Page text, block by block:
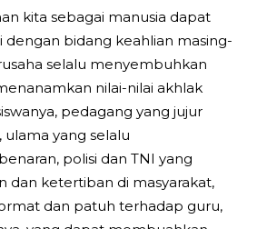
kita sebagai manusia dapat
dengan bidang keahlian masing-
selalu menyembuhkan
nilai-nilai akhlak
pedagang yang jujur
ulama yang selalu
polisi dan TNI yang
dan ketertiban di masyarakat,
dan patuh terhadap guru,